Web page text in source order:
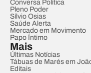
Conversa Política
Pleno Poder
Sílvio Osias
Saúde Alerta
Mercado em Movimento
Papo Íntimo
Mais
Últimas Notícias
Tábuas de Marés em
Editais